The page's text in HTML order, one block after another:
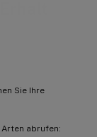
Sie Ihre
abrufen: